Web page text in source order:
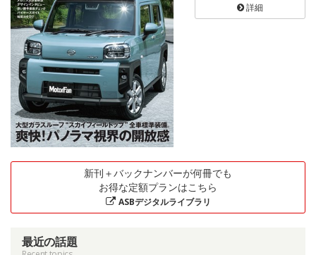
詳細
新刊＋バックナンバーが何冊でも
お得な定額プランはこちら
ASBデジタルライブラリ
最近の話題